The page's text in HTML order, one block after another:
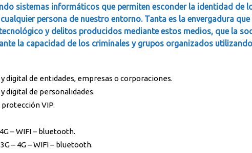
sistemas informáticos que permiten esconder la identidad de
persona de nuestro entorno. Tanta es la envergadura
y delitos producidos mediante estos medios, que la
la capacidad de los criminales y grupos organizados
digital de entidades, empresas o corporaciones.
digital de personalidades.
VIP.
– WIFI – bluetooth.
– 4G – WIFI – bluetooth.